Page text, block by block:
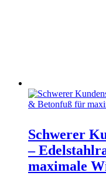
Schwerer
–
maximale